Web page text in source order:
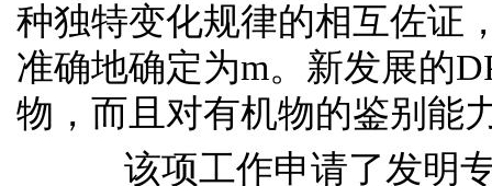
种独特变化规律的相互佐证
准确地确定为m。新发展的
物，而且对有机物的鉴别能
该项工作申请了发明